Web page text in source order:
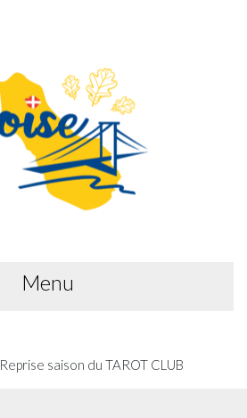
Menu
Reprise saison du TAROT CLUB